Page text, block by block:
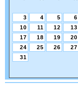
3
4 5 6
10
11 12 13
17
18 19 20
24
25 26 27
31